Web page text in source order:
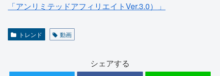
「アンリミテッドアフィリエイトVer.3.0）」
トレンド 動画
シェアする